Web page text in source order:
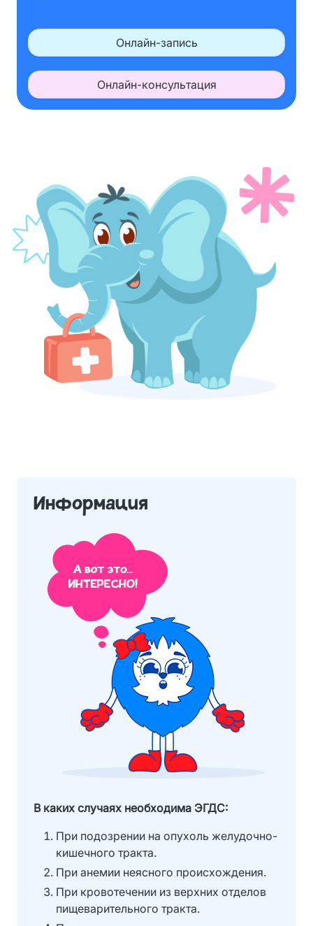
Онлайн-запись
Онлайн-консультация
Информация
В каких случаях необходима ЭГДС:
При подозрении на опухоль желудочно-
кишечного тракта.
При анемии неясного происхождения.
При кровотечении из верхних отделов
пищеварительного тракта.